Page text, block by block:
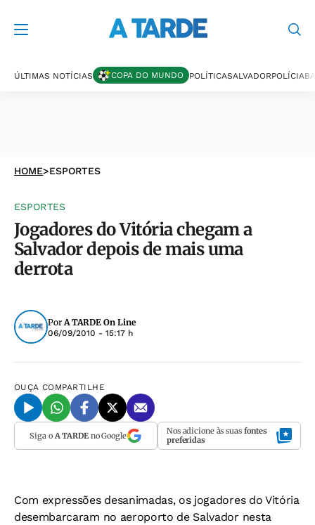
ÚLTIMAS NOTÍCIAS COPA DO MUNDO POLÍTICASALVADORPOLÍCIA
HOME>ESPORTES
ESPORTES
Jogadores do Vitória chegam a
Salvador depois de mais uma
derrota
PorA TARDE On Line
06/09/2010 - 15:17 h
OUÇA COMPARTILHE
Siga o A TARDEno Google Nos adicione às suas fontes
preferidas
Com expressões desanimadas, os jogadores do Vitória
desembarcaram no aeroporto de Salvador nesta